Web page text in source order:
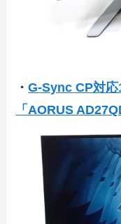
・G-Sync CP対応
「AORUS